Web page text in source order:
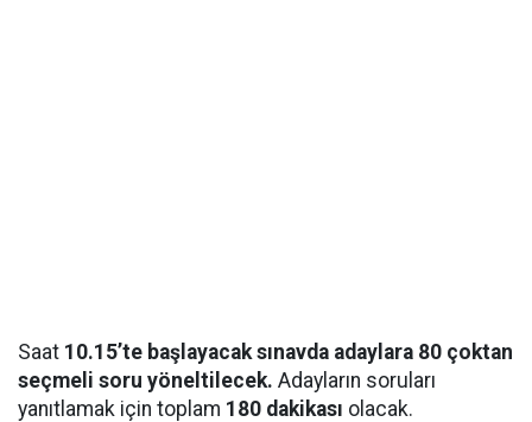
Saat 10.15’te başlayacak sınavda adaylara 80 çoktan
seçmeli soru yöneltilecek. Adayların soruları
yanıtlamak için toplam 180 dakikası olacak.